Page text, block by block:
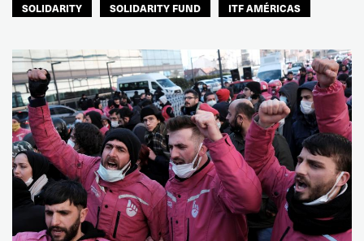
SOLIDARITY SOLIDARITY FUND ITF AMÉRICAS